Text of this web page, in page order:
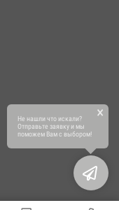
Не нашли что искали?
Отправьте заявку и мы
поможем Вам с выбором!
×